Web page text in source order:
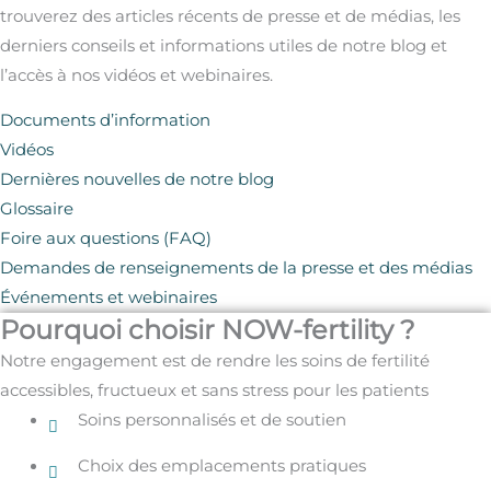
trouverez des articles récents de presse et de médias, les
derniers conseils et informations utiles de notre blog et
l’accès à nos vidéos et webinaires.
Documents d’information
Vidéos
Dernières nouvelles de notre blog
Glossaire
Foire aux questions (FAQ)
Demandes de renseignements de la presse et des médias
Événements et webinaires
Pourquoi choisir NOW-fertility ?
Notre engagement est de rendre les soins de fertilité
accessibles, fructueux et sans stress pour les patients
Soins personnalisés et de soutien
Choix des emplacements pratiques